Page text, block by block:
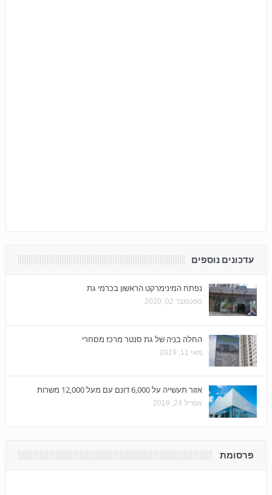
עדכונים נוספים
נפתח המינימרקט הראשון בכרמי גת
ספטמבר 02, 2020
החלה בניה של גת סנטר מרכז מסחרי
מאי 11, 2019
אזור תעשייה על 6,000 דונם עם מעל 12,000 משרות
אפריל 24, 2019
פרסומת